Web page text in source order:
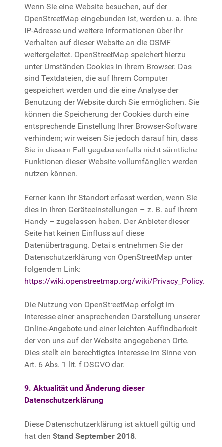
Wenn Sie eine Website besuchen, auf der
OpenStreetMap eingebunden ist, werden u. a. Ihre
IP-Adresse und weitere Informationen über Ihr
Verhalten auf dieser Website an die OSMF
weitergeleitet. OpenStreetMap speichert hierzu
unter Umständen Cookies in Ihrem Browser. Das
sind Textdateien, die auf Ihrem Computer
gespeichert werden und die eine Analyse der
Benutzung der Website durch Sie ermöglichen. Sie
können die Speicherung der Cookies durch eine
entsprechende Einstellung Ihrer Browser-Software
verhindern; wir weisen Sie jedoch darauf hin, dass
Sie in diesem Fall gegebenenfalls nicht sämtliche
Funktionen dieser Website vollumfänglich werden
nutzen können.
Ferner kann Ihr Standort erfasst werden, wenn Sie
dies in Ihren Geräteeinstellungen – z. B. auf Ihrem
Handy – zugelassen haben. Der Anbieter dieser
Seite hat keinen Einfluss auf diese
Datenübertragung. Details entnehmen Sie der
Datenschutzerklärung von OpenStreetMap unter
folgendem Link:
https://wiki.openstreetmap.org/wiki/Privacy_Policy.
Die Nutzung von OpenStreetMap erfolgt im
Interesse einer ansprechenden Darstellung unserer
Online-Angebote und einer leichten Auffindbarkeit
der von uns auf der Website angegebenen Orte.
Dies stellt ein berechtigtes Interesse im Sinne von
Art. 6 Abs. 1 lit. f DSGVO dar.
9. Aktualität und Änderung dieser
Datenschutzerklärung
Diese Datenschutzerklärung ist aktuell gültig und
hat den Stand September 2018.